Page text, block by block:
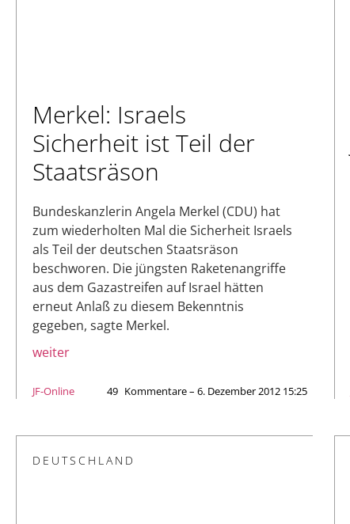
Merkel: Israels
Sicherheit ist Teil der
Staatsräson
Bundeskanzlerin Angela Merkel (CDU) hat
zum wiederholten Mal die Sicherheit Israels
als Teil der deutschen Staatsräson
beschworen. Die jüngsten Raketenangriffe
aus dem Gazastreifen auf Israel hätten
erneut Anlaß zu diesem Bekenntnis
gegeben, sagte Merkel.
weiter
JF-Online 49 Kommentare – 6. Dezember 2012 15:25
DEUTSCHLAND